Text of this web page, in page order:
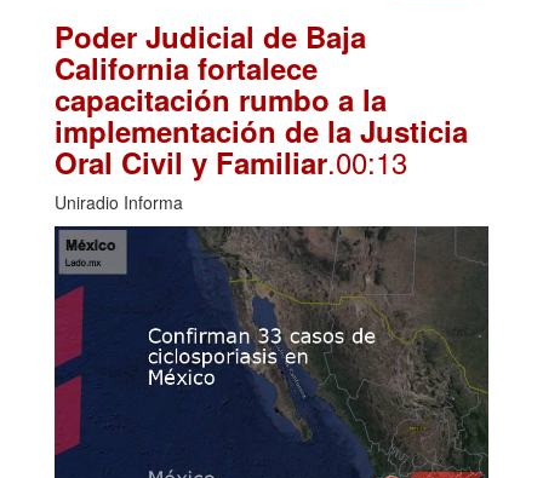
Poder Judicial de Baja
California fortalece
capacitación rumbo a la
implementación de la Justicia
Oral Civil y Familiar.00:13
Uniradio Informa